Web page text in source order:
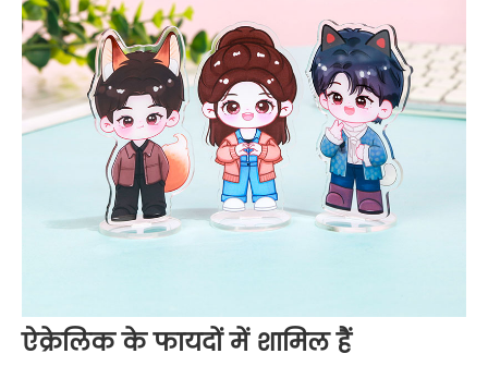
ऐक्रेलिक के फायदों में शामिल हैं